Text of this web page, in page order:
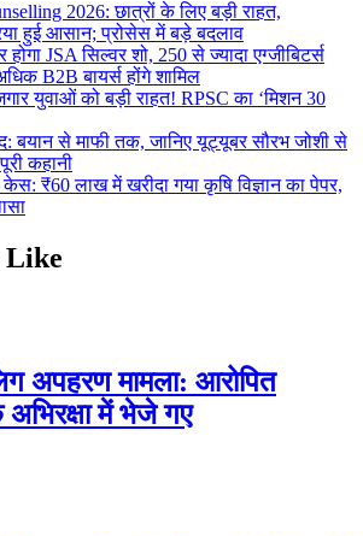
2026: छात्रों के लिए बड़ी राहत,
हुई आसान; प्रोसेस में बड़े बदलाव
JSA सिल्वर शो, 250 से ज्यादा एग्जीबिटर्स
B2B बायर्स होंगे शामिल
युवाओं को बड़ी राहत! RPSC का ‘मिशन 30
बयान से माफी तक, जानिए यूट्यूबर सौरभ जोशी से
कहानी
₹60 लाख में खरीदा गया कृषि विज्ञान का पेपर,
Like
अपहरण मामला: आरोपित
अभिरक्षा में भेजे गए